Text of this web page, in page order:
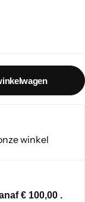
winkel
€ 100,00 .